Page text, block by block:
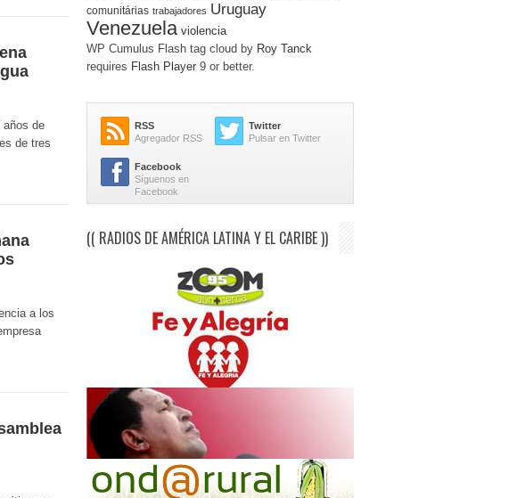
años de
de tres
a los
comunitárias trabajadores Uruguay
Venezuela violencia
WP Cumulus Flash tag cloud by Roy Tanck
requires Flash Player 9 or better.
RSS
Agregador RSS
Twitter
Pulsar en Twitter
Facebook
Síguenos en
Facebook
(( RADIOS DE AMÉRICA LATINA Y EL CARIBE ))